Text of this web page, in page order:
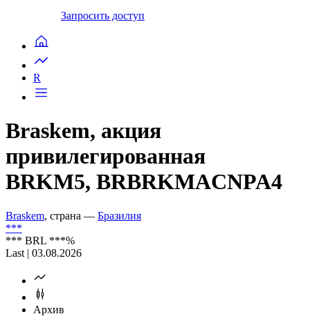
Запросить доступ
R
Braskem, акция
привилегированная
BRKM5, BRBRKMACNPA4
Braskem, страна — Бразилия
***
*** BRL ***%
Last | 03.08.2026
Архив